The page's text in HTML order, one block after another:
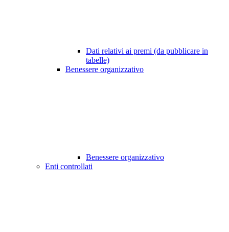
Dati relativi ai premi (da pubblicare in
tabelle)
Benessere organizzativo
Benessere organizzativo
Enti controllati